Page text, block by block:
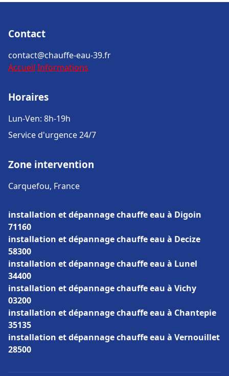
Contact
contact@chauffe-eau-39.fr
Accueil Informations
Horaires
Lun-Ven: 8h-19h
Service d'urgence 24/7
Zone intervention
Carquefou, France
installation et dépannage chauffe eau à Digoin
71160
installation et dépannage chauffe eau à Decize
58300
installation et dépannage chauffe eau à Lunel
34400
installation et dépannage chauffe eau à Vichy
03200
installation et dépannage chauffe eau à Chantepie
35135
installation et dépannage chauffe eau à Vernouillet
28500